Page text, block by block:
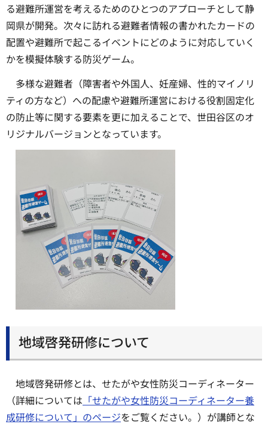
る避難所運営を考えるためのひとつのアプローチとして静
岡県が開発。次々に訪れる避難者情報の書かれたカードの
配置や避難所で起こるイベントにどのように対応していく
かを模擬体験する防災ゲーム。
多様な避難者（障害者や外国人、妊産婦、性的マイノリ
ティの方など）への配慮や避難所運営における役割固定化
の防止等に関する要素を更に加えることで、世田谷区のオ
リジナルバージョンとなっています。
地域啓発研修について
地域啓発研修とは、せたがや女性防災コーディネーター
（詳細については 「せたがや女性防災コーディネーター養
成研修について」のページをご覧ください。）が講師とな